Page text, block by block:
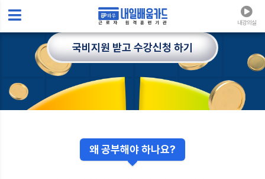
내강의실
금융전문가 선정 은행 내부 필수 자
신용분석사 국비지원 합격반
국비지원 받고 수강신청 하기
왜 공부해야 하나요?